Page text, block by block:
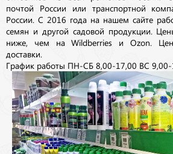
почтой России или транспортной
России. С 2016 года на нашем сайте
семян и другой садовой продукции.
ниже, чем на Wildberries и Ozon.
доставки.
График работы ПН-СБ 8,00-17,00 ВС 9,00-